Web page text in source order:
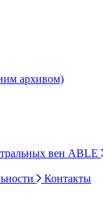
архивом)
вен ABLE
Контакты